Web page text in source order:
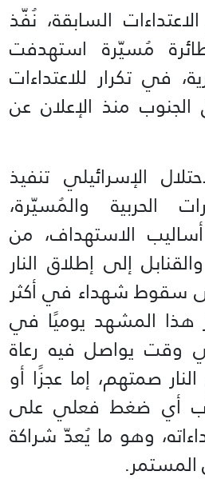
السابقة، نُفّذ
مُسيّرة استهدفت
في تكرار للاعتداءات
منذ الإعلان عن
الإسرائيلي تنفيذ
الحربية والمُسيّرة،
الاستهداف، من
إلى إطلاق النار
سقوط شهداء في أكثر
هذا المشهد يوميًا في
وقت يواصل فيه رعاة
صمتهم، إما عجزًا أو
أي ضغط فعلي على
وهو ما يُعدّ شراكة